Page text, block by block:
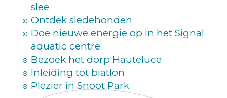
slee
Ontdek sledehonden
Doe nieuwe energie op in het Signal
aquatic centre
Bezoek het dorp Hauteluce
Inleiding tot biatlon
Plezier in Snoot Park